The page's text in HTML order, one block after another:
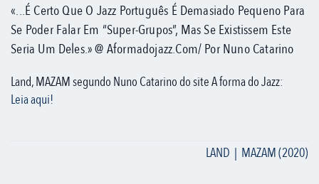
«...É Certo Que O Jazz Português É Demasiado Pequeno Para
Se Poder Falar Em “super-Grupos”, Mas Se Existissem Este
Seria Um Deles.» @ Aformadojazz.com/ Por Nuno Catarino
Land, MAZAM segundo Nuno Catarino do site A forma do Jazz:
Leia aqui!
LAND | MAZAM (2020)